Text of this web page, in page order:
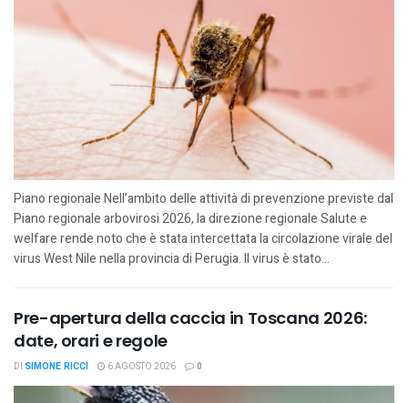
Piano regionale Nell’ambito delle attività di prevenzione previste dal
Piano regionale arbovirosi 2026, la direzione regionale Salute e
welfare rende noto che è stata intercettata la circolazione virale del
virus West Nile nella provincia di Perugia. Il virus è stato...
Pre-apertura della caccia in Toscana 2026:
date, orari e regole
DI SIMONE RICCI 6 AGOSTO 2026 0